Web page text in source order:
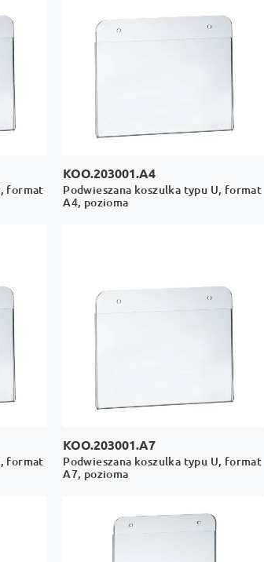
format
KOO.203001.A4
Podwieszana koszulka typu U, format
A4, pozioma
format
KOO.203001.A7
Podwieszana koszulka typu U, format
A7, pozioma